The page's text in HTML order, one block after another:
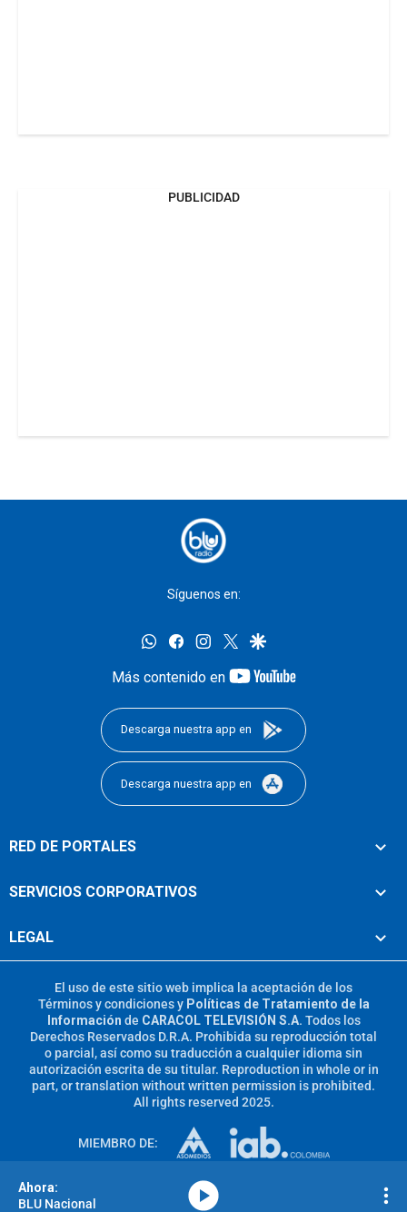
PUBLICIDAD
Síguenos en:
whatsappfacebookinstagram
twittergoogle
Más contenido en
youtube-
Descarga nuestra app en
Descarga nuestra app en
RED DE PORTALES
SERVICIOS CORPORATIVOS
LEGAL
El uso de este sitio web implica la aceptación de los
Términos y condicionesy Políticas de Tratamiento de la
Información de CARACOL TELEVISIÓN S.A. Todos los
Derechos Reservados D.R.A. Prohibida su reproducción total
o parcial, así como su traducción a cualquier idioma sin
autorización escrita de su titular. Reproduction in whole or in
part, or translation without written permission is prohibited.
All rights reserved 2025.
MIEMBRO DE:
BLU Nacional